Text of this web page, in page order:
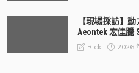
【現場採訪】
Aeontek 宏佳騰
Rick 2026